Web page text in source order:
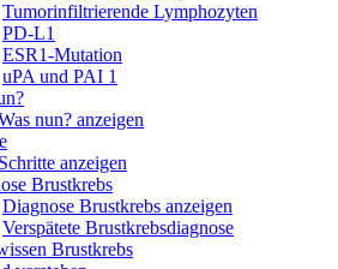
Tumorinfiltrierende Lymphozyten
PD-L1
ESR1-Mutation
uPA und PAI 1
nun? anzeigen
anzeigen
Brustkrebs
Diagnose Brustkrebs anzeigen
Verspätete Brustkrebsdiagnose
Brustkrebs